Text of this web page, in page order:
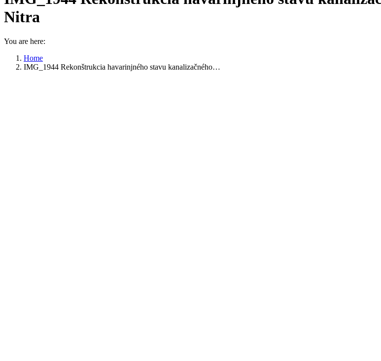
Nitra
You are here:
Home
IMG_1944 Rekonštrukcia havarinjného stavu kanalizačného…